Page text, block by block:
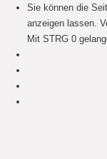
Sie können die
anzeigen lassen.
Mit STRG 0